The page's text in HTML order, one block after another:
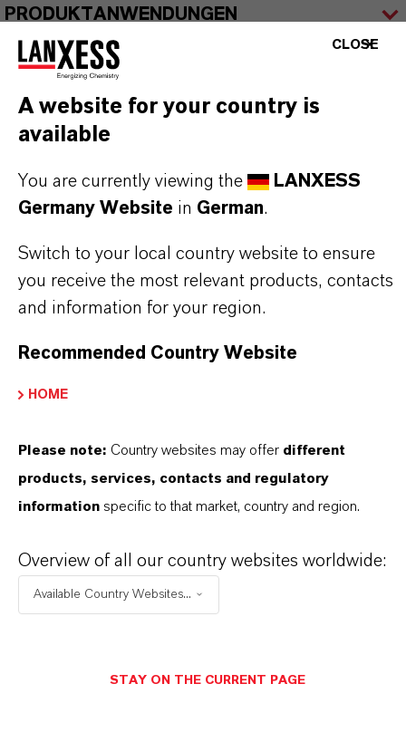
PRODUKTANWENDUNGEN
DARUMLANXESS!
wir weit mehr als nur hochwertige Produkte: Wir
stehen für Zuverlässigkeit, Innovationskraft und
partnerschaftliches Denken. Im Mittelpunkt
unseres Handelns stehen jedoch Sie: unsere
maßgeschneiderten Lösungen, globaler Präsenz
finden Sie gleich elf überzeugende Gründe, warum
LANXESS der richtige Partner für Ihr Unternehmen
ist.
IM MITTELPUNKT STEHEN SIE: UNSERE
KUNDINNEN UND KUNDEN!
CLOSE
A website for your country is
available
You are currently viewing the
LANXESS
Germany Website in German.
Switch to your local country website to ensure
you receive the most relevant products, contacts
and information for your region.
Recommended Country Website
HOME
Please note: Country websites may offer different
products, services, contacts and regulatory
information specific to that market, country and region.
Overview of all our country websites worldwide:
Available Country Websites...
STAY ON THE CURRENT PAGE